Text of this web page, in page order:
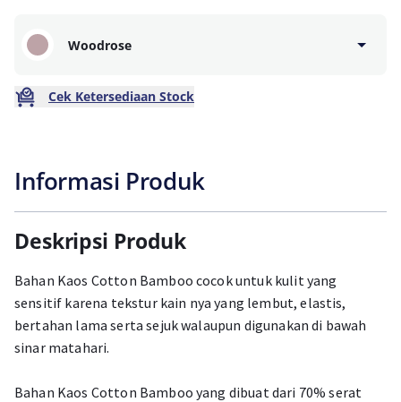
Woodrose
Cek Ketersediaan Stock
Informasi Produk
Deskripsi Produk
Bahan Kaos Cotton Bamboo cocok untuk kulit yang
sensitif karena tekstur kain nya yang lembut, elastis,
bertahan lama serta sejuk walaupun digunakan di bawah
sinar matahari.
Bahan Kaos Cotton Bamboo yang dibuat dari 70% serat